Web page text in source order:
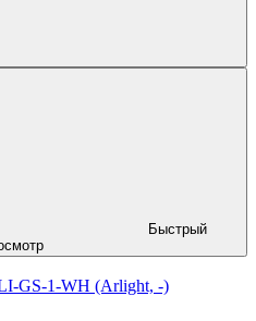
Быстрый
GS-1-WH (Arlight, -)